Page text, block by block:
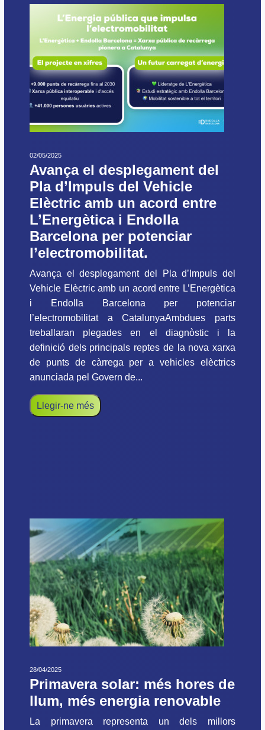
02/05/2025
Avança el desplegament del
Pla d’Impuls del Vehicle
Elèctric amb un acord entre
L’Energètica i Endolla
Barcelona per potenciar
l’electromobilitat.
Avança el desplegament del Pla d’Impuls del
Vehicle Elèctric amb un acord entre L’Energètica
i Endolla Barcelona per potenciar
l’electromobilitat a CatalunyaAmbdues parts
treballaran plegades en el diagnòstic i la
definició dels principals reptes de la nova xarxa
de punts de càrrega per a vehicles elèctrics
anunciada pel Govern de...
Llegir-ne més
28/04/2025
Primavera solar: més hores de
llum, més energia renovable
La primavera representa un dels millors